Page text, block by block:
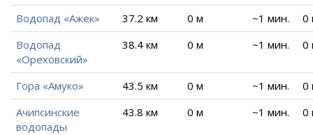
Водопад «Ажек» 37.2 км 0 м ~1 мин.
0
Водопад
«Ореховский»
38.4 км 0 м ~1 мин. 0
Гора «Амуко» 43.5 км 0 м ~1 мин.
0
Ачипсинские
водопады
43.8 км 0 м ~1 мин. 0